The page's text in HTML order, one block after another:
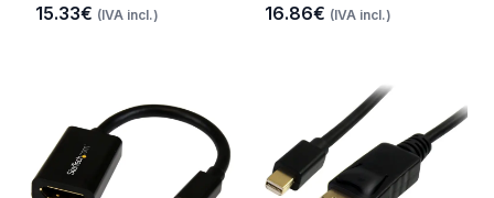
15.33€ (IVA incl.) 16.86€ (IVA incl.)